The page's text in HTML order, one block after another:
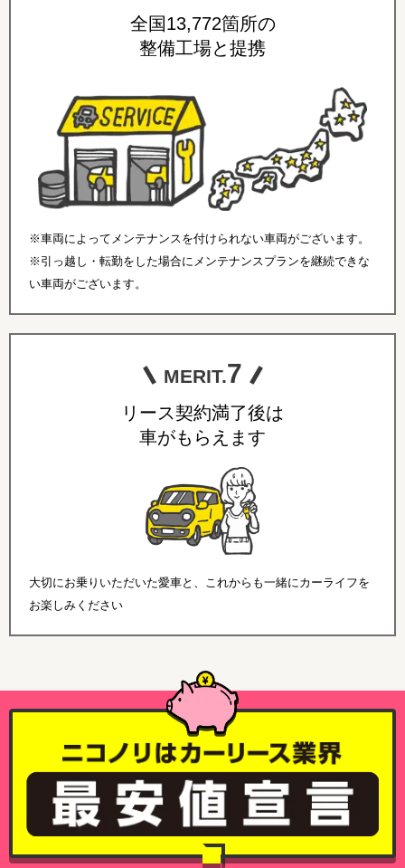
全国13,772箇所の
整備工場と提携
※車両によってメンテナンスを付けられない車両がございます。
※引っ越し・転勤をした場合にメンテナンスプランを継続できな
い車両がございます。
MERIT.7
リース契約満了後は
車がもらえます
大切にお乗りいただいた愛車と、これからも一緒にカーライフを
お楽しみください